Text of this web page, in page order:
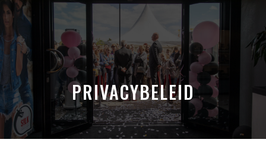
PRIVACYBELEID